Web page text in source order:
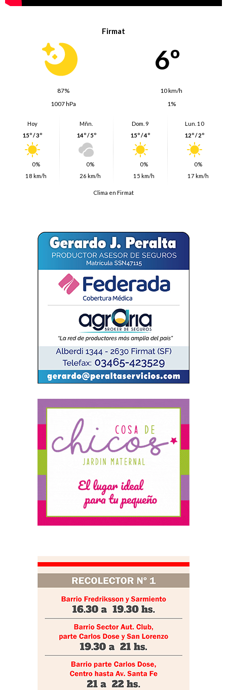
Firmat
6º
87%
10 km/h
1007 hPa
1%
Hoy
15º / 3º
0%
18 km/h
Mñn.
14º / 5º
0%
26 km/h
Dom. 9
15º / 4º
0%
15 km/h
Lun. 10
12º / 2º
0%
17 km/h
Clima en Firmat